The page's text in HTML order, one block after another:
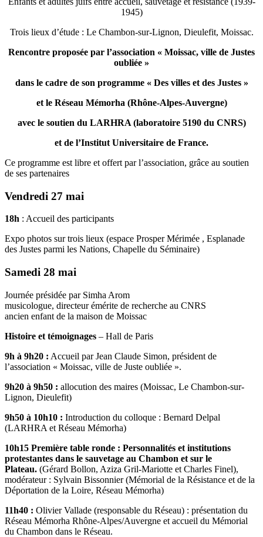
1945)
Trois lieux d’étude : Le Chambon-sur-Lignon, Dieulefit, Moissac.
Rencontre proposée par l’association « Moissac, ville de Justes
oubliée »
dans le cadre de son programme « Des villes et des Justes »
et le Réseau Mémorha (Rhône-Alpes-Auvergne)
avec le soutien du LARHRA (laboratoire 5190 du CNRS)
et de l’Institut Universitaire de France.
Ce programme est libre et offert par l’association, grâce au soutien
de ses partenaires
Vendredi 27 mai
18h : Accueil des participants
Expo photos sur trois lieux (espace Prosper Mérimée , Esplanade
des Justes parmi les Nations, Chapelle du Séminaire)
Samedi 28 mai
Journée présidée par Simha Arom
musicologue, directeur émérite de recherche au CNRS
ancien enfant de la maison de Moissac
Histoire et témoignages – Hall de Paris
9h à 9h20 : Accueil par Jean Claude Simon, président de
l’association « Moissac, ville de Juste oubliée ».
9h20 à 9h50 : allocution des maires (Moissac, Le Chambon-sur-
Lignon, Dieulefit)
9h50 à 10h10 : Introduction du colloque : Bernard Delpal
(LARHRA et Réseau Mémorha)
10h15 Première table ronde : Personnalités et institutions
protestantes dans le sauvetage au Chambon et sur le
Plateau. (Gérard Bollon, Aziza Gril-Mariotte et Charles Finel),
modérateur : Sylvain Bissonnier (Mémorial de la Résistance et de la
Déportation de la Loire, Réseau Mémorha)
11h40 : Olivier Vallade (responsable du Réseau) : présentation du
Réseau Mémorha Rhône-Alpes/Auvergne et accueil du Mémorial
du Chambon dans le Réseau.